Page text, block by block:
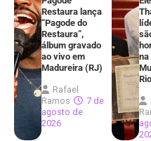
Restaura lança
“Pagode do
Restaura”,
álbum gravado
ao vivo em
Madureira (RJ)
Rafael
Ramos
7 de
agosto de
2026
na